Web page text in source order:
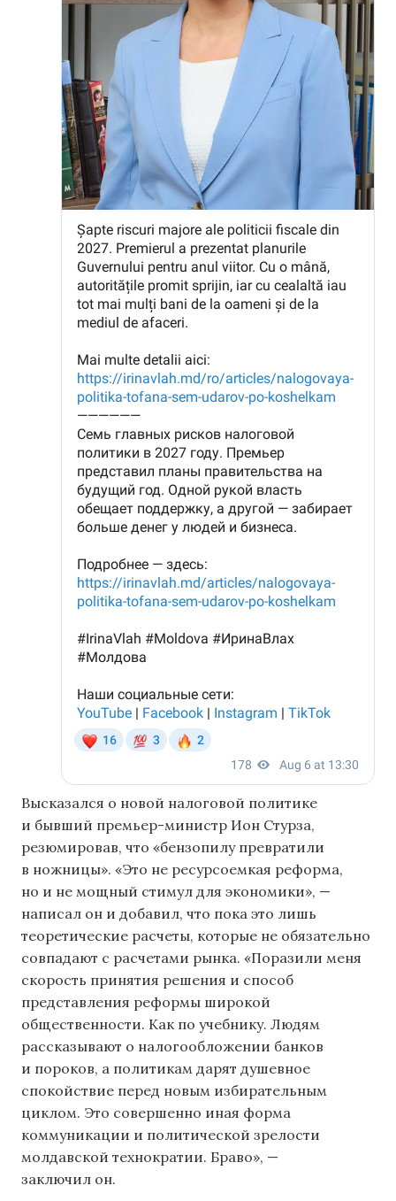
Высказался о новой налоговой политике
и бывший премьер-министр Ион Стурза,
резюмировав, что «бензопилу превратили
в ножницы». «Это не ресурсоемкая реформа,
но и не мощный стимул для экономики», —
написал он и добавил, что пока это лишь
теоретические расчеты, которые не обязательно
совпадают с расчетами рынка. «Поразили меня
скорость принятия решения и способ
представления реформы широкой
общественности. Как по учебнику. Людям
рассказывают о налогообложении банков
и пороков, а политикам дарят душевное
спокойствие перед новым избирательным
циклом. Это совершенно иная форма
коммуникации и политической зрелости
молдавской технократии. Браво», —
заключил он.